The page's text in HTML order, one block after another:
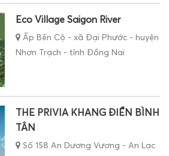
Eco Village Saigon River
Ấp Bến Cộ - xã Đại Phước - huyện
Nhơn Trạch - tỉnh Đồng Nai
THE PRIVIA KHANG ĐIỀN BÌNH
TÂN
Số 158 An Dương Vương - An Lạc